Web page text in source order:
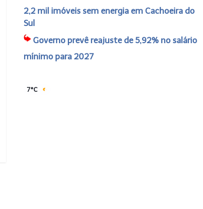
2,2 mil imóveis sem energia em Cachoeira do
Sul
Governo prevê reajuste de 5,92% no salário
mínimo para 2027
7°C